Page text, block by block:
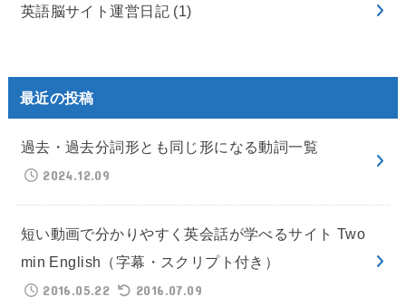
英語脳サイト運営日記 (1)
最近の投稿
過去・過去分詞形とも同じ形になる動詞一覧
2024.12.09
短い動画で分かりやすく英会話が学べるサイト Two
min English（字幕・スクリプト付き）
2016.05.22
2016.07.09